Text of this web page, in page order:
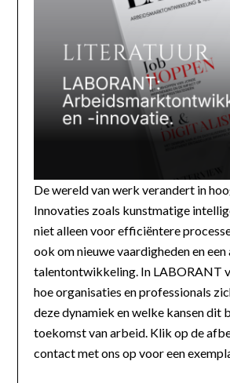
De wereld van werk verandert in
Innovaties zoals kunstmatige
niet alleen voor efficiëntere
ook om nieuwe vaardigheden en
talentontwikkeling. In LABORANT
hoe organisaties en professionals
deze dynamiek en welke kansen dit
toekomst van arbeid. Klik op de
contact met ons op voor een